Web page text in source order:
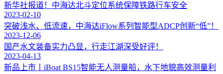
新华社报道！中海达北斗定位系统保障铁路行车安全
2023-02-10
突破浅水、低流速，中海达iFlow系列智能型ADCP创新“低”！
2023-12-06
国产水文装备实力凸显，行走江湖深受好评！
2023-04-13
新品上市丨iBoat BS15智能无人测量船，水下地貌高效测量利